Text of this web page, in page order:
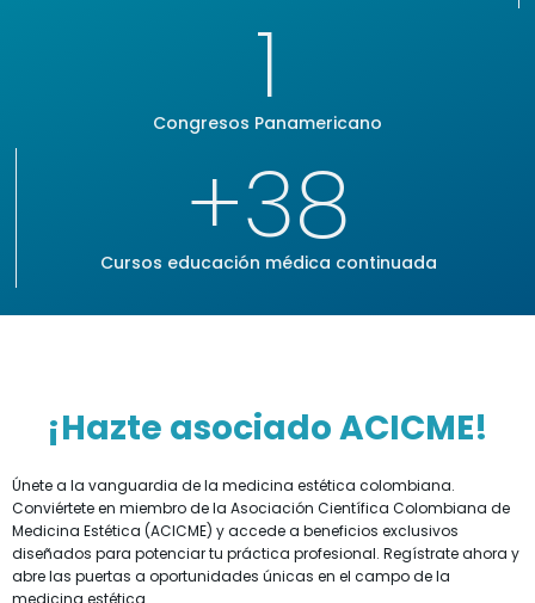
Congresos Panamericano
1
Cursos educación médica continuada
+38
¡Hazte asociado ACICME!
Únete a la vanguardia de la medicina estética colombiana.
Conviértete en miembro de la Asociación Científica Colombiana de
Medicina Estética (ACICME) y accede a beneficios exclusivos
diseñados para potenciar tu práctica profesional. Regístrate ahora y
abre las puertas a oportunidades únicas en el campo de la
medicina estética.